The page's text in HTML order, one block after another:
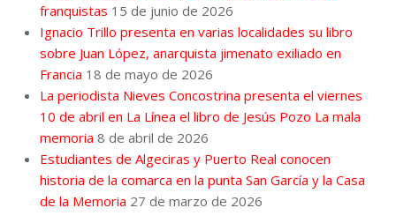
franquistas 15 de junio de 2026
Ignacio Trillo presenta en varias localidades su libro
sobre Juan López, anarquista jimenato exiliado en
Francia 18 de mayo de 2026
La periodista Nieves Concostrina presenta el viernes
10 de abril en La Línea el libro de Jesús Pozo La mala
memoria 8 de abril de 2026
Estudiantes de Algeciras y Puerto Real conocen
historia de la comarca en la punta San García y la Casa
de la Memoria 27 de marzo de 2026